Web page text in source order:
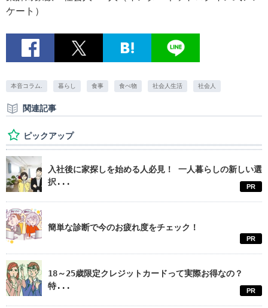
ケート）
本音コラム. 暮らし 食事 食べ物 社会人生活 社会人
関連記事
ピックアップ
入社後に家探しを始める人必見！ 一人暮らしの新しい選
択...
PR
簡単な診断で今のお疲れ度をチェック！
PR
18～25歳限定クレジットカードって実際お得なの？
特...
PR